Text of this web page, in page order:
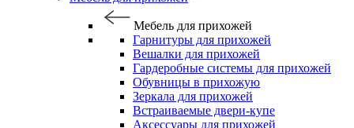
Мебель для прихожей
Гарнитуры для прихожей
Вешалки для прихожей
Гардеробные системы для прихожей
Обувницы в прихожую
Зеркала для прихожей
Встраиваемые двери-купе
Аксессуары для прихожей